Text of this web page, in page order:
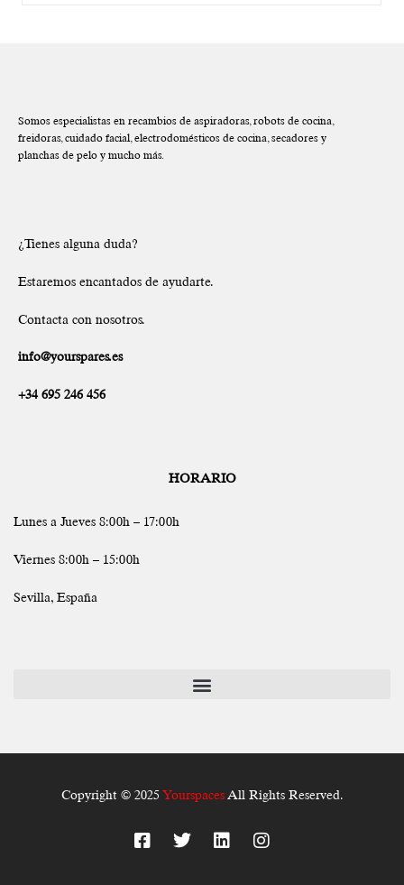
Somos especialistas en recambios de aspiradoras, robots de cocina,
freidoras, cuidado facial, electrodomésticos de cocina, secadores y
planchas de pelo y mucho más.
¿Tienes alguna duda?
Estaremos encantados de ayudarte.
Contacta con nosotros.
info@yourspares.es
+34 695 246 456
HORARIO
Lunes a Jueves 8:00h – 17:00h
Viernes 8:00h – 15:00h
Sevilla, España
Copyright © 2025 YourspacesAll Rights Reserved.